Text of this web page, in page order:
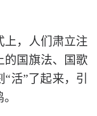
上，人们肃立注
的国旗法、国歌
活”了起来，引